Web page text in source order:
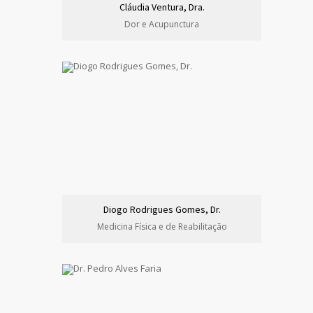
Cláudia Ventura, Dra.
Dor e Acupunctura
Diogo Rodrigues Gomes, Dr.
Medicina Física e de Reabilitação